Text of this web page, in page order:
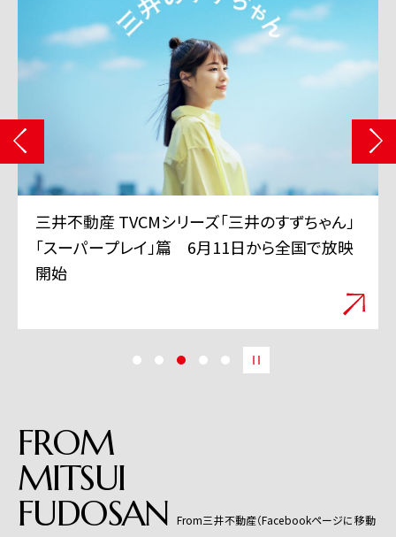
三井不動産 TVCMシリーズ「三井のすずちゃん」
「スーパープレイ」篇 6月11日から全国で放映
開始
FROM
MITSUI
FUDOSAN From三井不動産（Facebookページに移動